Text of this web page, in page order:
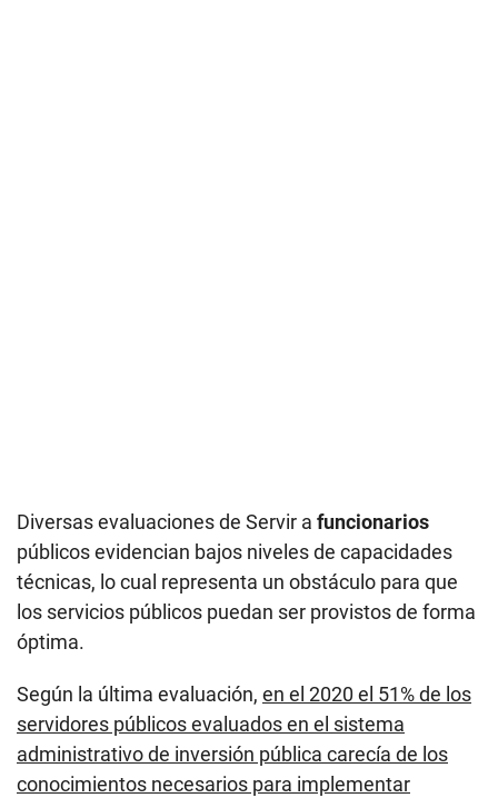
Diversas evaluaciones de Servir a funcionarios
públicos evidencian bajos niveles de capacidades
técnicas, lo cual representa un obstáculo para que
los servicios públicos puedan ser provistos de forma
óptima.
Según la última evaluación, en el 2020 el 51% de los
servidores públicos evaluados en el sistema
administrativo de inversión pública carecía de los
conocimientos necesarios para implementar